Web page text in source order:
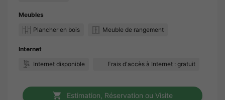
Meubles
Plancher en bois
Meuble de rangement
Internet
Internet disponible
Frais d'accès à Internet : gratuit
Estimation, Réservation ou Visite